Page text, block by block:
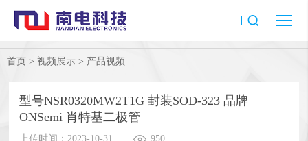
首页 > 视频展示 > 产品视频
型号NSR0320MW2T1G 封装SOD-323 品牌
ONSemi 肖特基二极管
上传时间：2023-10-31 950